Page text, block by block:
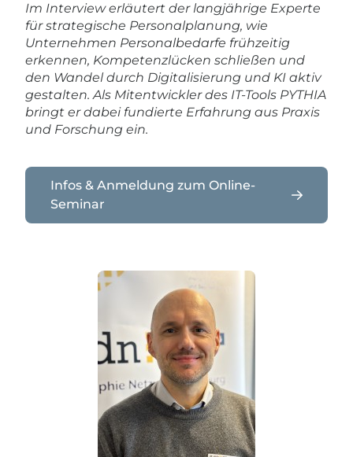
Im Interview erläutert der langjährige Experte
für strategische Personalplanung, wie
Unternehmen Personalbedarfe frühzeitig
erkennen, Kompetenzlücken schließen und
den Wandel durch Digitalisierung und KI aktiv
gestalten. Als Mitentwickler des IT-Tools PYTHIA
bringt er dabei fundierte Erfahrung aus Praxis
und Forschung ein.
Infos & Anmeldung zum Online-
Seminar